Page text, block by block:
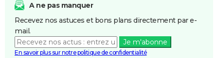
A ne pas manquer
Recevez nos astuces et bons plans directement par e-
mail.
Je m'abonne
En savoir plus sur notre politique de confidentialité